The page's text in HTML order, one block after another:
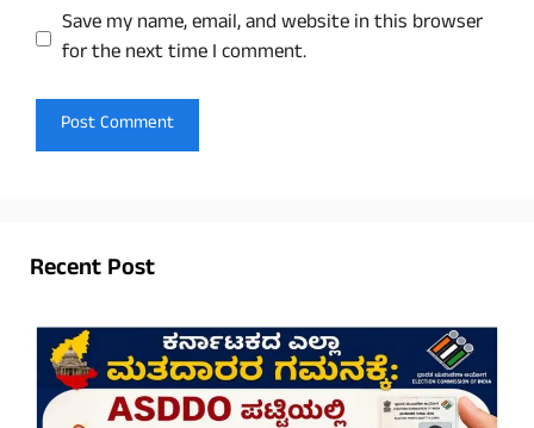
Save my name, email, and website in this browser
for the next time I comment.
Recent Post